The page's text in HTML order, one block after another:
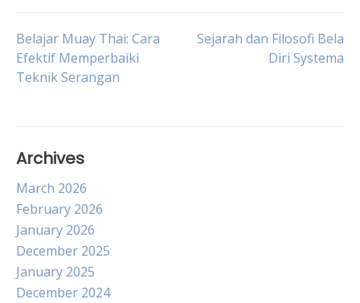
Post
navigation
Belajar Muay Thai: Cara
Efektif Memperbaiki
Teknik Serangan
Sejarah dan Filosofi Bela
Diri Systema
Archives
March 2026
February 2026
January 2026
December 2025
January 2025
December 2024